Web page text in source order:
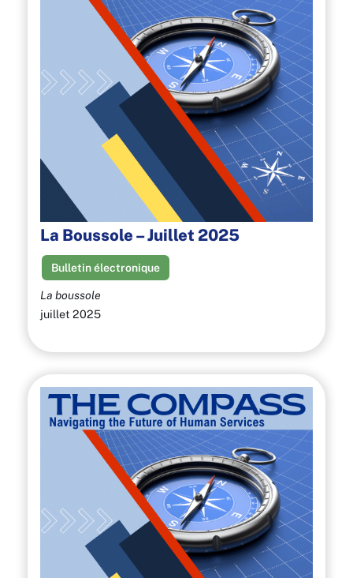
La Boussole – Juillet 2025
Bulletin électronique
La boussole
juillet 2025